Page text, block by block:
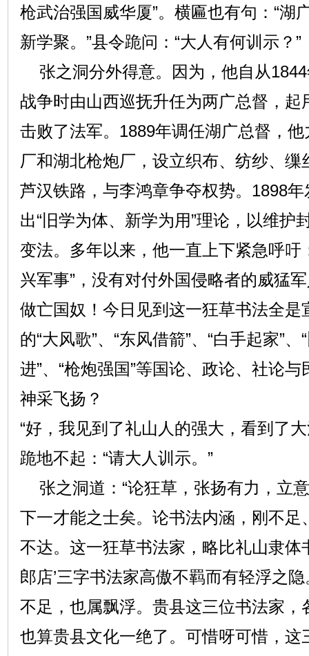
枪武治强国威华厦”。横匾也有句：“湖
新学聚。”县令跪问：“大人有何训示？”
张之洞分外得意。因为，他自从
战争时由山西巡抚升任为两广总督，起
击败了法军。1889年调任湖广总督，
厂和湖北枪炮厂，设立织布、纺纱、缫
芦汉铁路，与李鸿章争夺权势。1898
出“旧学为体、新学为用”理论，以维护
变法。多年以来，他一直上下紧急呼吁
兴军事”，没有对付外国侵略者的威猛
做亡国奴！今日见到这一狂草书法全是
的“大风歌”、“东风借箭”、“白手起家”、
进”、“枪炮强国”等国论、政论、社论与
神采飞扬？
“好，我见到了礼山人的强大，看到了
跪地不起：“请大人训示。”
张之洞道：“论狂草，张扬有力，立
下一才能之士矣。论书法内涵，刚不足
不达。这一狂草书法家，略比礼山隶体
郎店’三字书法家高傲不羁而有轻浮之隐
不足，也属飘浮。贵县这三位书法家，
也算贵县文化一绝了。可惜呀可惜，这